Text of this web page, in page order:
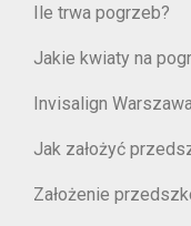
Ile trwa pogrzeb?
Jakie kwiaty na
Invisalign
Jak założyć
Założenie